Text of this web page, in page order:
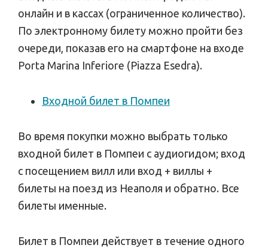
онлайн и в кассах (ограниченное количество).
По электронному билету можно пройти без
очереди, показав его на смартфоне на входе
Porta Marina Inferiore (Piazza Esedra).
Входной билет в Помпеи
Во время покупки можно выбрать только
входной билет в Помпеи с аудиогидом; вход
с посещением вилл или вход + виллы +
билеты на поезд из Неаполя и обратно. Все
билеты именные.
Билет в Помпеи действует в течение одного